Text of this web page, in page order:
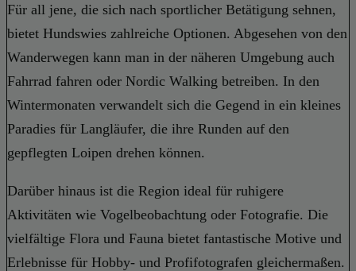
Für all jene, die sich nach sportlicher Betätigung sehnen,
bietet Hundswies zahlreiche Optionen. Abgesehen von den
Wanderwegen kann man in der näheren Umgebung auch
Fahrrad fahren oder Nordic Walking betreiben. In den
Wintermonaten verwandelt sich die Gegend in ein kleines
Paradies für Langläufer, die ihre Runden auf den
gepflegten Loipen drehen können.
Darüber hinaus ist die Region ideal für ruhigere
Aktivitäten wie Vogelbeobachtung oder Fotografie. Die
vielfältige Flora und Fauna bietet fantastische Motive und
Erlebnisse für Hobby- und Profifotografen gleichermaßen.